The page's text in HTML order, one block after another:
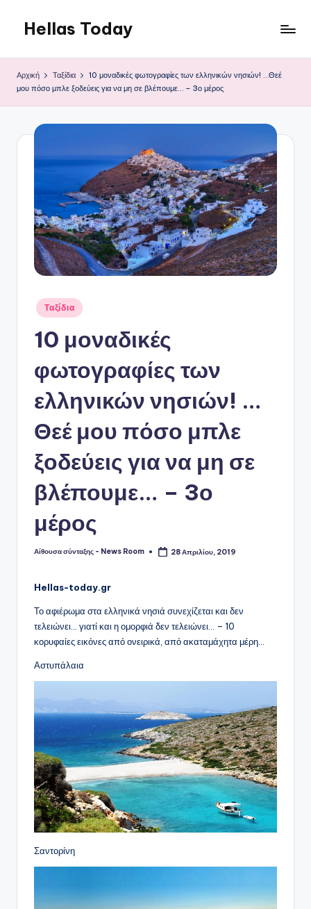
Μετάβαση
περιεχόμενο
Hellas Today
Αρχική Ταξίδια
10 μοναδικές φωτογραφίες των ελληνικών νησιών! …Θεέ
μου πόσο μπλε ξοδεύεις για να μη σε βλέπουμε… – 3ο μέρος
Αναρτήθηκε
σε
Ταξίδια
10 μοναδικές
φωτογραφίες των
ελληνικών νησιών! …
Θεέ μου πόσο μπλε
ξοδεύεις για να μη σε
βλέπουμε… – 3ο
μέρος
Συγγραφέας:
Αίθουσα σύνταξης - News Room 28 Απριλίου, 2019
Hellas-today.gr
Το αφιέρωμα στα ελληνικά νησιά συνεχίζεται και δεν
τελειώνει… γιατί και η ομορφιά δεν τελειώνει… – 10
κορυφαίες εικόνες από ονειρικά, από ακαταμάχητα μέρη…
Αστυπάλαια
Σαντορίνη